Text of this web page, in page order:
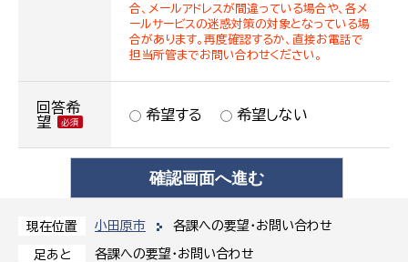
現在位置 小田原市 各課への要望・お問い合わせ
足あと 各課への要望・お問い合わせ
合、メールアドレスが間違っている場合や、各メ
ールサービスの迷惑対策の対象となっている場
合があります。再度確認するか、直接お電話で
担当所管までお問い合わせください。
回答希
望
希望する 希望しない